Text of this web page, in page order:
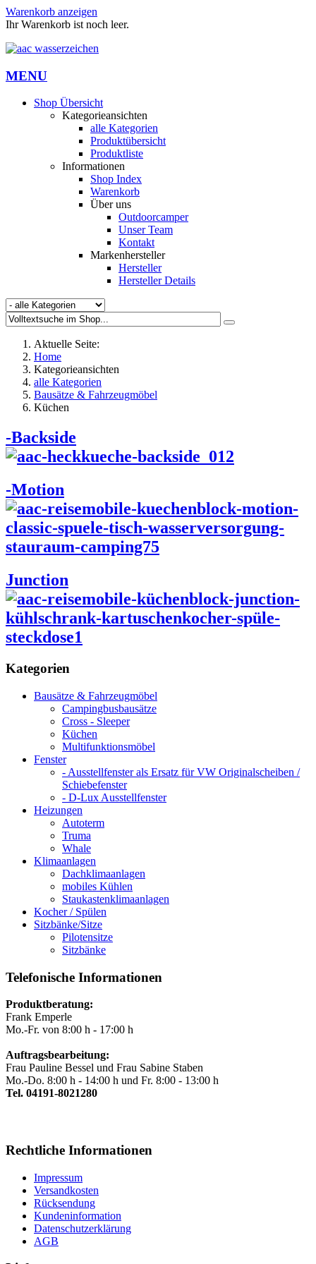
Warenkorb anzeigen
Ihr Warenkorb ist noch leer.
MENU
Shop Übersicht
Kategorieansichten
alle Kategorien
Produktübersicht
Produktliste
Informationen
Shop Index
Warenkorb
Über uns
Outdoorcamper
Unser Team
Kontakt
Markenhersteller
Hersteller
Hersteller Details
Aktuelle Seite:
Home
Kategorieansichten
alle Kategorien
Bausätze & Fahrzeugmöbel
Küchen
-Backside
-Motion
Junction
Kategorien
Bausätze & Fahrzeugmöbel
Campingbusbausätze
Cross - Sleeper
Küchen
Multifunktionsmöbel
Fenster
- Ausstellfenster als Ersatz für VW Originalscheiben /
Schiebefenster
- D-Lux Ausstellfenster
Heizungen
Autoterm
Truma
Whale
Klimaanlagen
Dachklimaanlagen
mobiles Kühlen
Staukastenklimaanlagen
Kocher / Spülen
Sitzbänke/Sitze
Pilotensitze
Sitzbänke
Telefonische Informationen
Produktberatung:
Frank Emperle
Mo.-Fr. von 8:00 h - 17:00 h
Auftragsbearbeitung:
Frau Pauline Bessel und Frau Sabine Staben
Mo.-Do. 8:00 h - 14:00 h und Fr. 8:00 - 13:00 h
Tel. 04191-8021280
Rechtliche Informationen
Impressum
Versandkosten
Rücksendung
Kundeninformation
Datenschutzerklärung
AGB